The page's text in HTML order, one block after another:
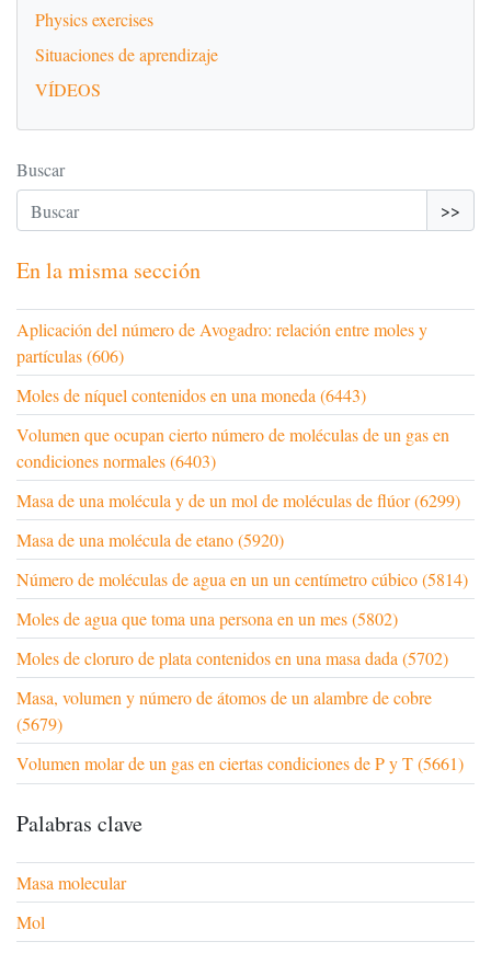
Physics exercises
Situaciones de aprendizaje
VÍDEOS
Buscar
>>
En la misma sección
Aplicación del número de Avogadro: relación entre moles y
partículas (606)
Moles de níquel contenidos en una moneda (6443)
Volumen que ocupan cierto número de moléculas de un gas en
condiciones normales (6403)
Masa de una molécula y de un mol de moléculas de flúor (6299)
Masa de una molécula de etano (5920)
Número de moléculas de agua en un un centímetro cúbico (5814)
Moles de agua que toma una persona en un mes (5802)
Moles de cloruro de plata contenidos en una masa dada (5702)
Masa, volumen y número de átomos de un alambre de cobre
(5679)
Volumen molar de un gas en ciertas condiciones de P y T (5661)
Palabras clave
Masa molecular
Mol